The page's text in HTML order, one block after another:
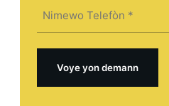
(Required)